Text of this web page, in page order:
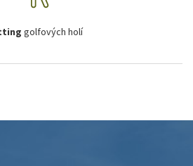
golfových holí